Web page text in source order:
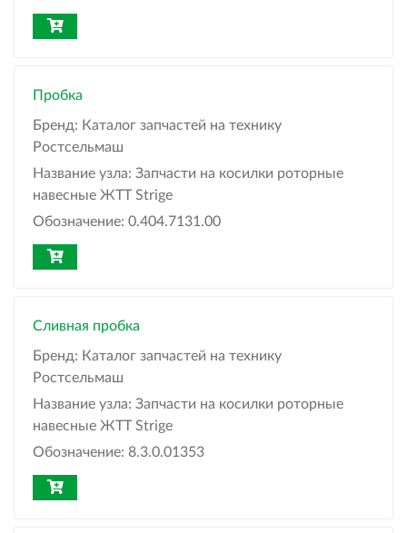
Пробка
Бренд: Каталог запчастей на технику
Ростсельмаш
Название узла: Запчасти на косилки роторные
навесные ЖТТ Strige
Обозначение: 0.404.7131.00
Сливная пробка
Бренд: Каталог запчастей на технику
Ростсельмаш
Название узла: Запчасти на косилки роторные
навесные ЖТТ Strige
Обозначение: 8.3.0.01353